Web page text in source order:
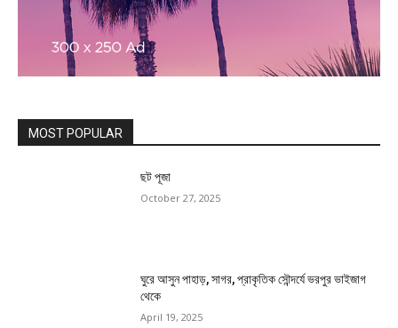
MOST POPULAR
ছট পূজা
October 27, 2025
ঘুরে আসুন পাহাড়, সাগর, প্রাকৃতিক সৌন্দর্যে ভরপুর ভাইজাগ
থেকে
April 19, 2025